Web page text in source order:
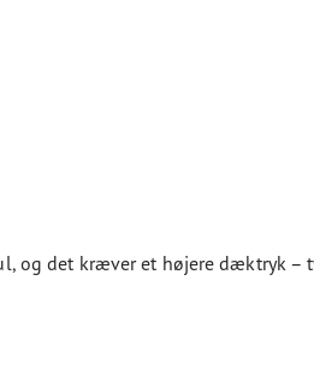
og det kræver et højere dæktryk –